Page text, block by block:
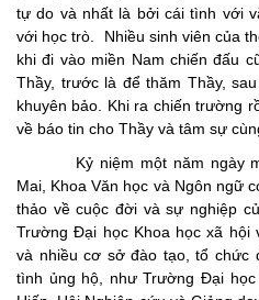
tự do và nhất là bởi cái tình với
với học trò. Nhiều sinh viên của
khi đi vào miền Nam chiến đấu
Thầy, trước là để thăm Thầy,
khuyên bảo. Khi ra chiến trường
về báo tin cho Thầy và tâm sự
Kỷ niệm một năm ngày
Mai, Khoa Văn học và Ngôn ngữ
thảo về cuộc đời và sự nghiệp
Trường Đại học Khoa học xã hội
và nhiều cơ sở đào tạo, tổ chức
tình ủng hộ, như Trường Đại